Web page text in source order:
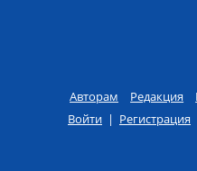
Авторам Редакция
Войти | Регистрация